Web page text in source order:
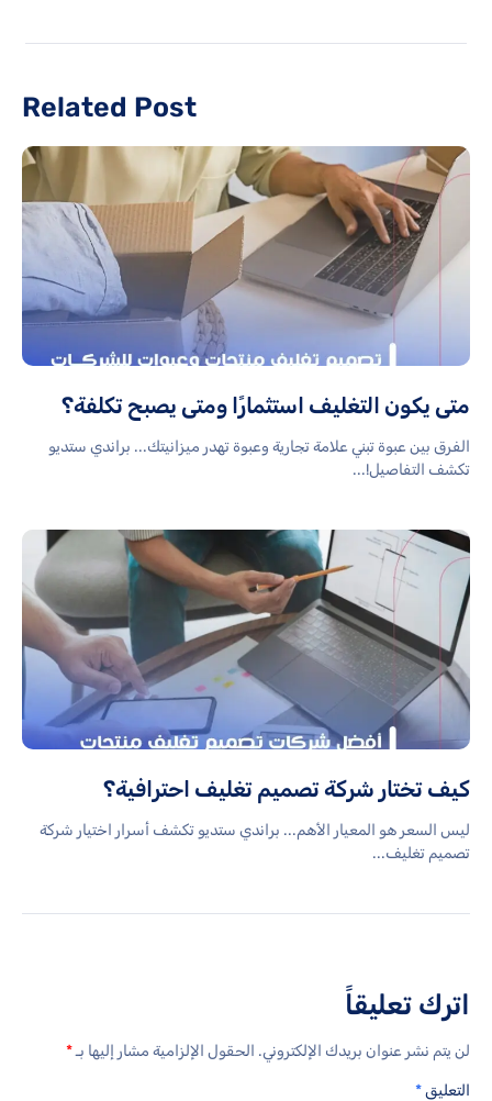
Related Post
متى يكون التغليف استثمارًا ومتى يصبح تكلفة؟
الفرق بين عبوة تبني علامة تجارية وعبوة تهدر ميزانيتك... براندي ستديو
تكشف التفاصيل!...
كيف تختار شركة تصميم تغليف احترافية؟
ليس السعر هو المعيار الأهم... براندي ستديو تكشف أسرار اختيار شركة
تصميم تغليف...
اترك تعليقاً
لن يتم نشر عنوان بريدك الإلكتروني. الحقول الإلزامية مشار إليها بـ*
التعليق*